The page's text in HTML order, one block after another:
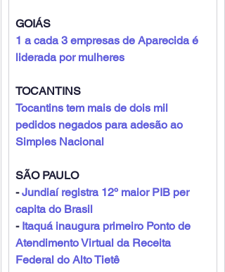
GOIÁS
1 a cada 3 empresas de Aparecida é
liderada por mulheres
TOCANTINS
Tocantins tem mais de dois mil
pedidos negados para adesão ao
Simples Nacional
SÃO PAULO
- Jundiaí registra 12º maior PIB per
capita do Brasil
- Itaquá inaugura primeiro Ponto de
Atendimento Virtual da Receita
Federal do Alto Tietê